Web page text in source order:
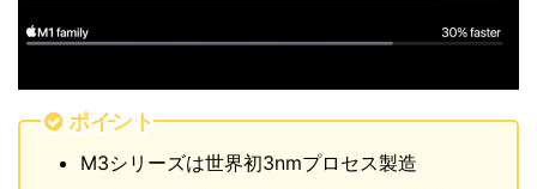
ポイント
M3シリーズは世界初3nmプロセス製造